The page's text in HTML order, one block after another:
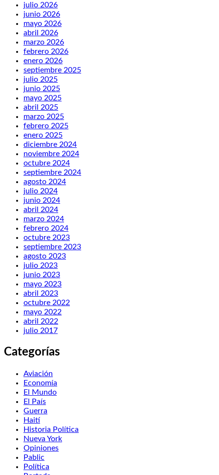
julio 2026
junio 2026
mayo 2026
abril 2026
marzo 2026
febrero 2026
enero 2026
septiembre 2025
julio 2025
junio 2025
mayo 2025
abril 2025
marzo 2025
febrero 2025
enero 2025
diciembre 2024
noviembre 2024
octubre 2024
septiembre 2024
agosto 2024
julio 2024
junio 2024
abril 2024
marzo 2024
febrero 2024
octubre 2023
septiembre 2023
agosto 2023
julio 2023
junio 2023
mayo 2023
abril 2023
octubre 2022
mayo 2022
abril 2022
julio 2017
Categorías
Aviación
Economía
El Mundo
El País
Guerra
Haití
Historia Política
Nueva York
Opiniones
Pablic
Política